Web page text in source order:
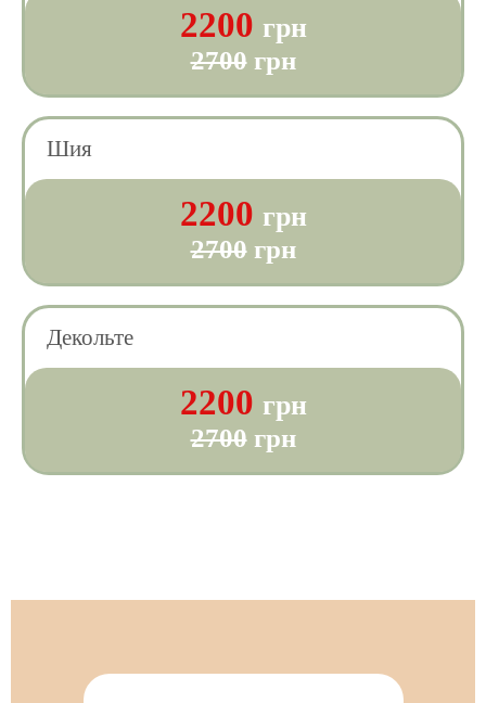
2200 грн
2700грн
Шия
2200 грн
2700грн
Декольте
2200 грн
2700грн